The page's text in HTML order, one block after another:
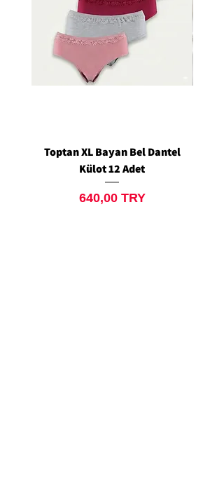
Toptan XL Bayan Bel Dantel
Külot 12 Adet
Price
640,00 TRY